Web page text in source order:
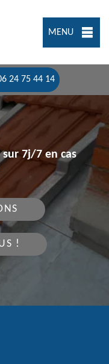
MENU
24 75 44 14
7j/7 en cas
!